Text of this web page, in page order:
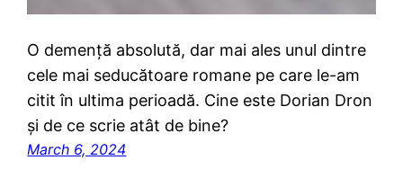
O demență absolută, dar mai ales unul dintre
cele mai seducătoare romane pe care le-am
citit în ultima perioadă. Cine este Dorian Dron
și de ce scrie atât de bine?
March 6, 2024